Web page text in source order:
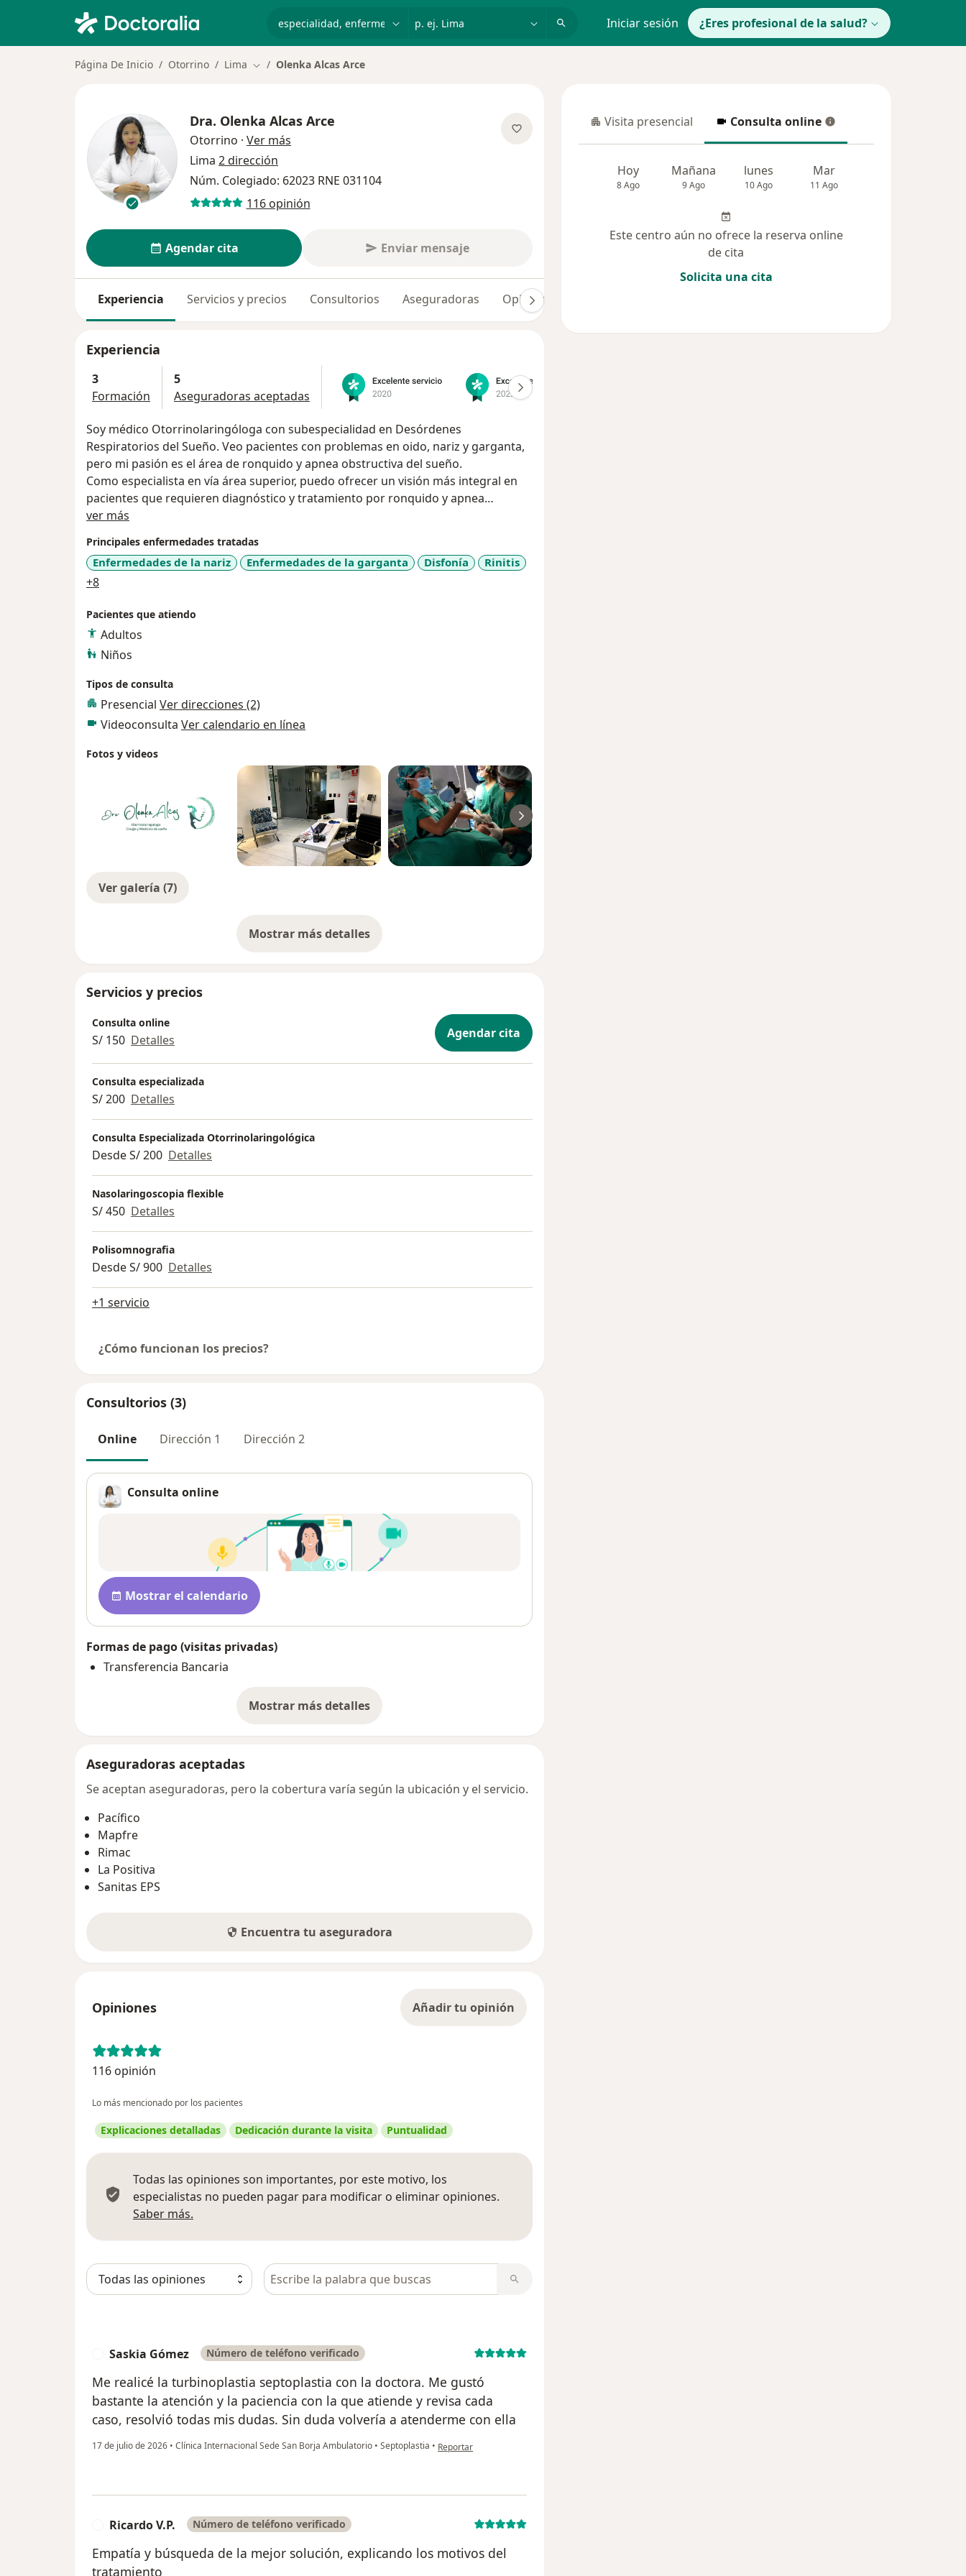
Iniciar sesión ¿Eres profesional de la salud?
Página De Inicio Otorrino Lima Cambiar de ciudad
Olenka Alcas Arce
Dra. Olenka Alcas Arce
Otorrino · Ver más
Lima 2 dirección
Núm. Colegiado: 62023 RNE 031104
116 opinión
Agendar cita Enviar mensaje
Experiencia Servicios y precios Consultorios Aseguradoras Opiniones (116)
Experiencia
3
Formación
5
Aseguradoras aceptadas
Soy médico Otorrinolaringóloga con subespecialidad en Desórdenes
Respiratorios del Sueño. Veo pacientes con problemas en oido, nariz y garganta,
pero mi pasión es el área de ronquido y apnea obstructiva del sueño.
Como especialista en vía área superior, puedo ofrecer un visión más integral en
pacientes que requieren diagnóstico y tratamiento por ronquido y apnea
obstructiva del sueño; desde estudios de sueño como polisomnografía y
individualizado.
Cada paciente es diferente y requiere una investigación a fondo con la mejor
tecnología posible.
ver más
Principales enfermedades tratadas
Enfermedades de la nariz Enfermedades de la garganta Disfonía Rinitis
+8a11y_sr_more_diseases
Pacientes que atiendo
Adultos
Niños
Tipos de consulta
Presencial Ver direcciones (2)
Videoconsulta Ver calendario en línea
Fotos y videos
Ver galería (7)
Mostrar más detalles
sobre la experiencia
Servicios y precios
Consulta online
S/ 150 Detalles Agendar cita
Consulta especializada
S/ 200 Detalles
Consulta Especializada Otorrinolaringológica
Desde S/ 200 Detalles
Nasolaringoscopia flexible
S/ 450 Detalles
Polisomnografia
Desde S/ 900 Detalles
+1 servicio
¿Cómo funcionan los precios?
Consultorios (3)
Online Dirección 1 Dirección 2
Consulta online
Disponibilidad
Mostrar el calendario
Formas de pago (visitas privadas)
Transferencia Bancaria
Mostrar más detalles
sobre la dirección
Aseguradoras aceptadas
Se aceptan aseguradoras, pero la cobertura varía según la ubicación y el servicio.
Pacífico
Mapfre
Rimac
La Positiva
Sanitas EPS
Encuentra tu aseguradora
Opiniones Añadir tu opinión
116 opinión
Lo más mencionado por los pacientes
Explicaciones detalladas Dedicación durante la visita Puntualidad
Todas las opiniones son importantes, por este motivo, los
especialistas no pueden pagar para modificar o eliminar opiniones.
Saber más.
Busca en opiniones
Saskia Gómez Número de teléfono verificado
Me realicé la turbinoplastia septoplastia con la doctora. Me gustó
bastante la atención y la paciencia con la que atiende y revisa cada
caso, resolvió todas mis dudas. Sin duda volvería a atenderme con ella
17 de julio de 2026 • Clínica Internacional Sede San Borja Ambulatorio • Septoplastia • en opinión del usuario Saskia Gómez
Reportar
Ricardo V.P. Número de teléfono verificado
Empatía y búsqueda de la mejor solución, explicando los motivos del
tratamiento
Visita presencial
Visita presencial Consulta online
Consulta online
Hoy
8 Ago
Mañana
9 Ago
lunes
10 Ago
Mar
11 Ago
Este centro aún no ofrece la reserva online
de cita
Solicita una cita